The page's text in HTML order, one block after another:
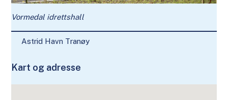
Vormedal idrettshall
Astrid Havn Tranøy
Kart og adresse